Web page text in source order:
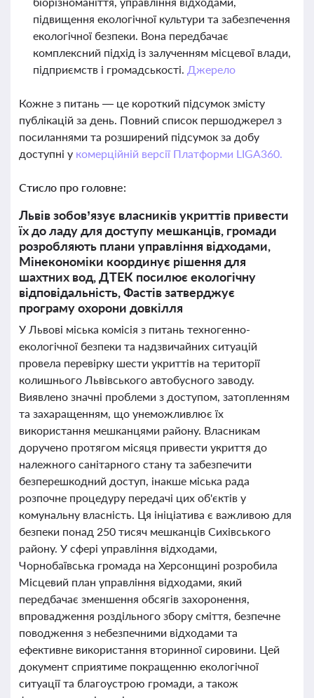
підвищення екологічної культури та забезпечення
екологічної безпеки. Вона передбачає
комплексний підхід із залученням місцевої влади,
підприємств і громадськості. Джерело
Кожне з питань — це короткий підсумок змісту
публікацій за день. Повний список першоджерел з
посиланнями та розширений підсумок за добу
доступні у комерційній версії Платформи LIGA360.
Стисло про головне:
Львів зобов’язує власників укриттів привести
їх до ладу для доступу мешканців, громади
розробляють плани управління відходами,
Мінекономіки координує рішення для
шахтних вод, ДТЕК посилює екологічну
відповідальність, Фастів затверджує
програму охорони довкілля
У Львові міська комісія з питань техногенно-
екологічної безпеки та надзвичайних ситуацій
провела перевірку шести укриттів на території
колишнього Львівського автобусного заводу.
Виявлено значні проблеми з доступом, затопленням
та захаращенням, що унеможливлює їх
використання мешканцями району. Власникам
доручено протягом місяця привести укриття до
належного санітарного стану та забезпечити
безперешкодний доступ, інакше міська рада
розпочне процедуру передачі цих об'єктів у
комунальну власність. Ця ініціатива є важливою для
безпеки понад 250 тисяч мешканців Сихівського
району. У сфері управління відходами,
Чорнобаївська громада на Херсонщині розробила
Місцевий план управління відходами, який
передбачає зменшення обсягів захоронення,
впровадження роздільного збору сміття, безпечне
поводження з небезпечними відходами та
ефективне використання вторинної сировини. Цей
документ сприятиме покращенню екологічної
ситуації та благоустрою громади, а також